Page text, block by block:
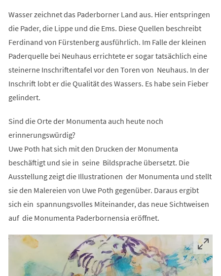
Wasser zeichnet das Paderborner Land aus. Hier entspringen
die Pader, die Lippe und die Ems. Diese Quellen beschreibt
Ferdinand von Fürstenberg ausführlich. Im Falle der kleinen
Paderquelle bei Neuhaus errichtete er sogar tatsächlich eine
steinerne Inschriftentafel vor den Toren von Neuhaus. In der
Inschrift lobt er die Qualität des Wassers. Es habe sein Fieber
gelindert.
Sind die Orte der Monumenta auch heute noch
erinnerungswürdig?
Uwe Poth hat sich mit den Drucken der Monumenta
beschäftigt und sie in seine Bildsprache übersetzt. Die
Ausstellung zeigt die Illustrationen der Monumenta und stellt
sie den Malereien von Uwe Poth gegenüber. Daraus ergibt
sich ein spannungsvolles Miteinander, das neue Sichtweisen
auf die Monumenta Paderbornensia eröffnet.